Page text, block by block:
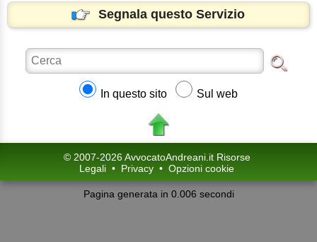
Segnala questo Servizio
In questo sito Sul web
© 2007-2026 AvvocatoAndreani.it Risorse
Legali • Privacy • Opzioni cookie
Pagina generata in 0.006 secondi